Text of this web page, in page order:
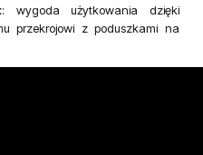
: wygoda użytkowania dzięki
przekrojowi z poduszkami na